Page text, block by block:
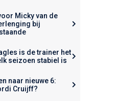
Micky van de
bij
is de trainer het
seizoen stabiel is
naar nieuwe 6:
Cruijff?